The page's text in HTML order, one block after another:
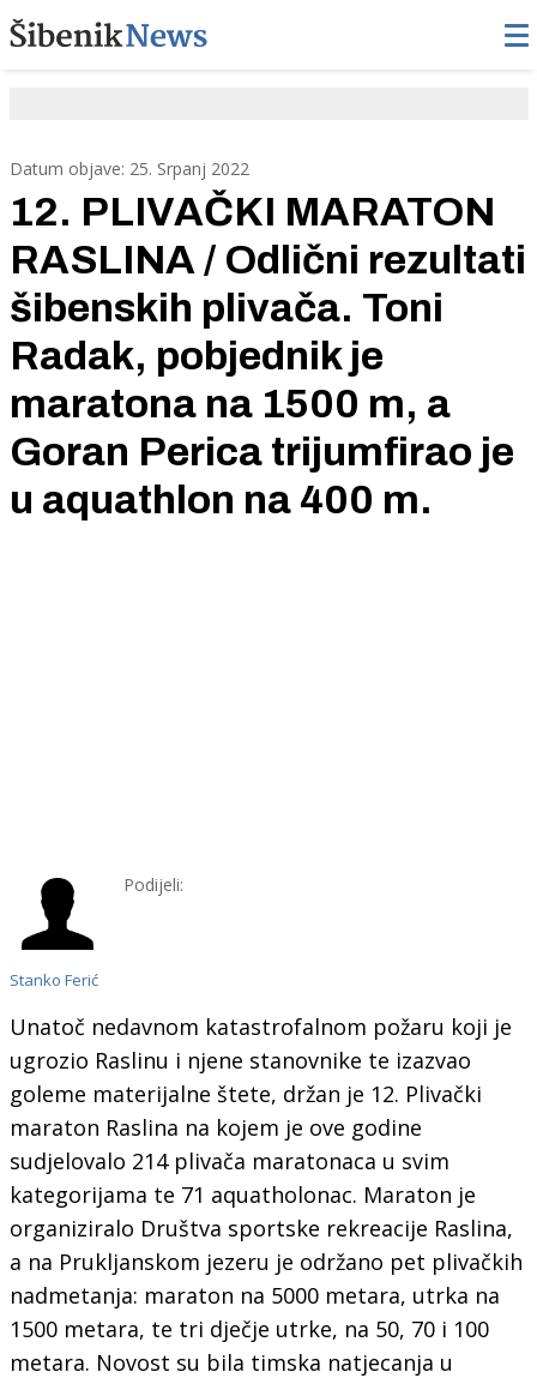
Datum objave: 25. Srpanj 2022
12. PLIVAČKI MARATON
RASLINA / Odlični rezultati
šibenskih plivača. Toni
Radak, pobjednik je
maratona na 1500 m, a
Goran Perica trijumfirao je
u aquathlon na 400 m.
Stanko Ferić
Podijeli:
Unatoč nedavnom katastrofalnom požaru koji je
ugrozio Raslinu i njene stanovnike te izazvao
goleme materijalne štete, držan je 12. Plivački
maraton Raslina na kojem je ove godine
sudjelovalo 214 plivača maratonaca u svim
kategorijama te 71 aquatholonac. Maraton je
organiziralo Društva sportske rekreacije Raslina,
a na Prukljanskom jezeru je održano pet plivačkih
nadmetanja: maraton na 5000 metara, utrka na
1500 metara, te tri dječje utrke, na 50, 70 i 100
metara. Novost su bila timska natjecanja u